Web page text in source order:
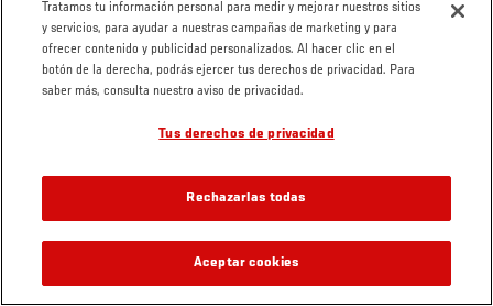
Tratamos tu información personal para medir y mejorar nuestros sitios
y servicios, para ayudar a nuestras campañas de marketing y para
ofrecer contenido y publicidad personalizados. Al hacer clic en el
botón de la derecha, podrás ejercer tus derechos de privacidad. Para
saber más, consulta nuestro aviso de privacidad.
Tus derechos de privacidad
Rechazarlas todas
Aceptar cookies